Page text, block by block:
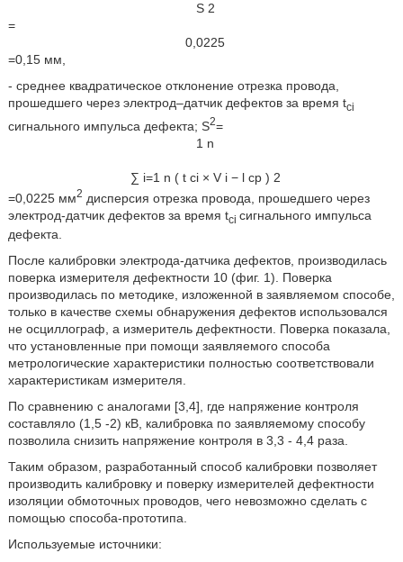
S 2
=
0,0225
=0,15 мм,
- среднее квадратическое отклонение отрезка провода,
прошедшего через электрод–датчик дефектов за время tci
сигнального импульса дефекта; S2=
1 n
∑ i=1 n ( t ci × V i − l cp ) 2
=0,0225 мм2 дисперсия отрезка провода, прошедшего через
электрод-датчик дефектов за время tci сигнального импульса
дефекта.
После калибровки электрода-датчика дефектов, производилась
поверка измерителя дефектности 10 (фиг. 1). Поверка
производилась по методике, изложенной в заявляемом способе,
только в качестве схемы обнаружения дефектов использовался
не осциллограф, а измеритель дефектности. Поверка показала,
что установленные при помощи заявляемого способа
метрологические характеристики полностью соответствовали
характеристикам измерителя.
По сравнению с аналогами [3,4], где напряжение контроля
составляло (1,5 -2) кВ, калибровка по заявляемому способу
позволила снизить напряжение контроля в 3,3 - 4,4 раза.
Таким образом, разработанный способ калибровки позволяет
производить калибровку и поверку измерителей дефектности
изоляции обмоточных проводов, чего невозможно сделать с
помощью способа-прототипа.
Используемые источники: